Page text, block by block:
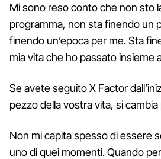
Mi sono reso conto che non sto
programma, non sta finendo un
finendo un’epoca per me. Sta
mia vita che ho passato insieme
Se avete seguito X Factor
pezzo della vostra vita, si cambia
Non mi capita spesso di essere
uno di quei momenti. Quando